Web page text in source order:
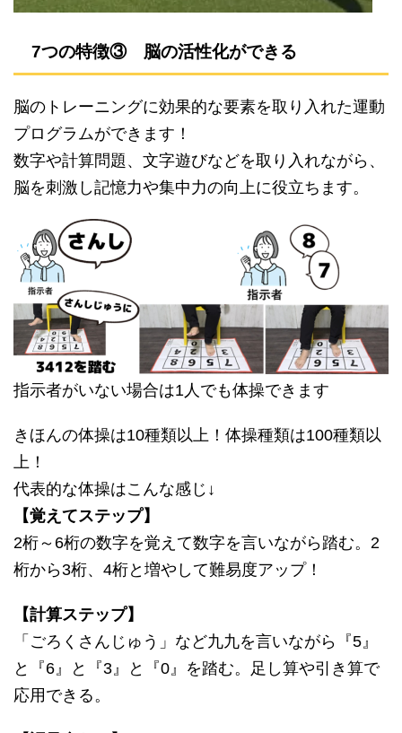
7つの特徴③ 脳の活性化ができる
脳のトレーニングに効果的な要素を取り入れた運動
プログラムができます！
数字や計算問題、文字遊びなどを取り入れながら、
脳を刺激し記憶力や集中力の向上に役立ちます。
指示者がいない場合は1人でも体操できます
きほんの体操は10種類以上！体操種類は100種類以
上！
代表的な体操はこんな感じ↓
【覚えてステップ】
2桁～6桁の数字を覚えて数字を言いながら踏む。2
桁から3桁、4桁と増やして難易度アップ！
【計算ステップ】
「ごろくさんじゅう」など九九を言いながら『5』
と『6』と『3』と『0』を踏む。足し算や引き算で
応用できる。